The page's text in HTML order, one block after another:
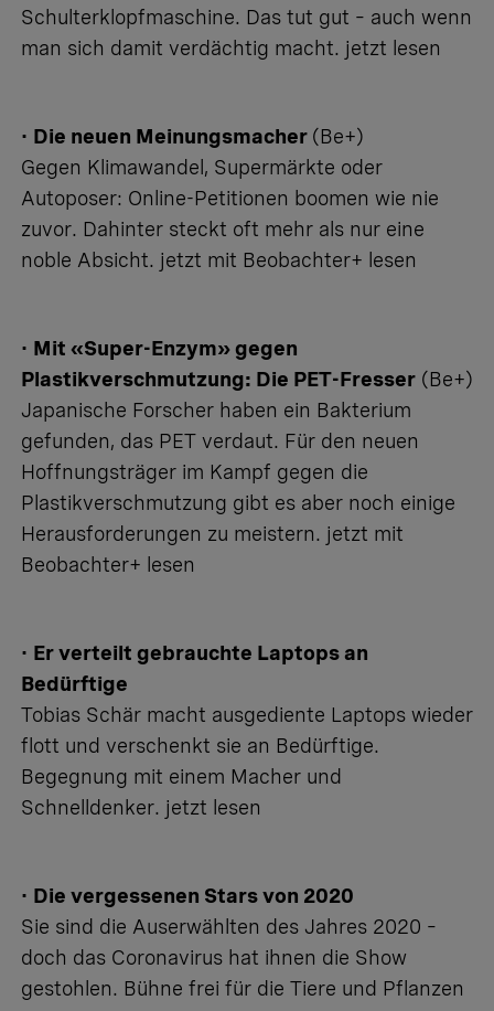
Schulterklopfmaschine. Das tut gut – auch wenn
man sich damit verdächtig macht. jetzt lesen
• Die neuen Meinungsmacher (Be+)
Gegen Klimawandel, Supermärkte oder
Autoposer: Online-Petitionen boomen wie nie
zuvor. Dahinter steckt oft mehr als nur eine
noble Absicht. jetzt mit Beobachter+ lesen
• Mit «Super-Enzym» gegen
Plastikverschmutzung: Die PET-Fresser (Be+)
Japanische Forscher haben ein Bakterium
gefunden, das PET verdaut. Für den neuen
Hoffnungsträger im Kampf gegen die
Plastikverschmutzung gibt es aber noch einige
Herausforderungen zu meistern. jetzt mit
Beobachter+ lesen
• Er verteilt gebrauchte Laptops an
Bedürftige
Tobias Schär macht ausgediente Laptops wieder
flott und verschenkt sie an Bedürftige.
Begegnung mit einem Macher und
Schnelldenker. jetzt lesen
• Die vergessenen Stars von 2020
Sie sind die Auserwählten des Jahres 2020 –
doch das Coronavirus hat ihnen die Show
gestohlen. Bühne frei für die Tiere und Pflanzen